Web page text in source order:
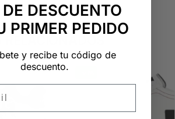
DESCUENTO
PRIMER PEDIDO
y recibe tu código de
descuento.